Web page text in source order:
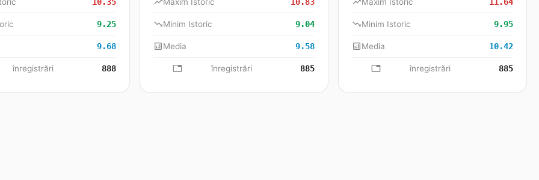
9.25
9.68
înregistrări 888
trending_downMinim Istoric 9.04
analyticsMedia 9.58
database înregistrări 885
trending_downMinim Istoric 9.95
analyticsMedia 10.42
database înregistrări 885